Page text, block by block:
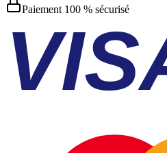
Paiement 100 % sécurisé